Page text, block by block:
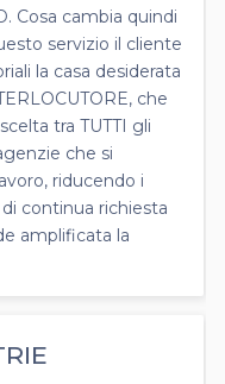
Cosa cambia quindi
servizio il cliente
la casa desiderata
che
tra TUTTI gli
che si
riducendo i
continua richiesta
amplificata la